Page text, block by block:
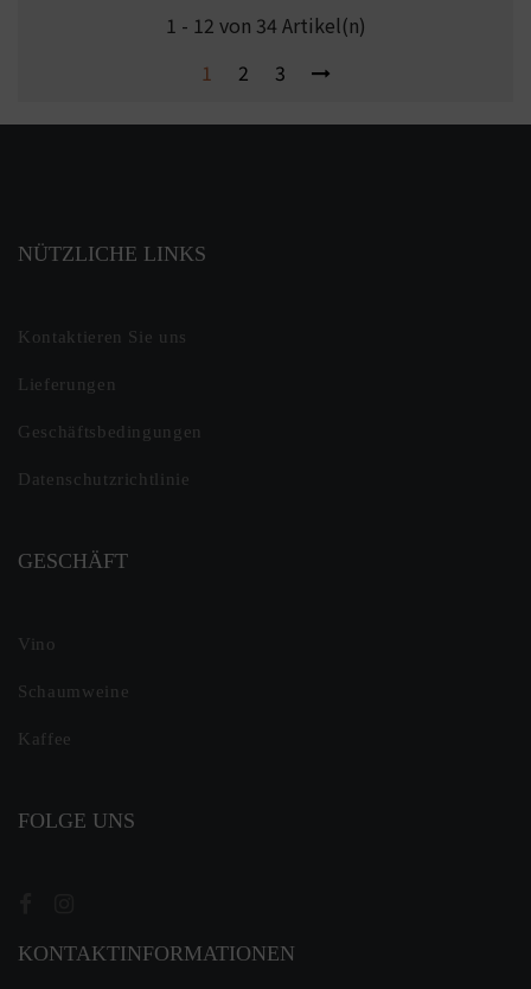
1 - 12 von 34 Artikel(n)
1
2 3
NÜTZLICHE LINKS
Kontaktieren Sie uns
Lieferungen
Geschäftsbedingungen
Datenschutzrichtlinie
GESCHÄFT
Vino
Schaumweine
Kaffee
FOLGE UNS
KONTAKTINFORMATIONEN